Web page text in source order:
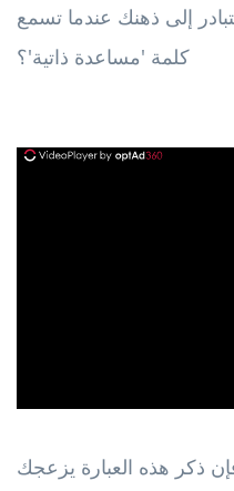
إلى ذهنك عندما تسمع
كلمة 'مساعدة ذاتية'؟
ذكر هذه العبارة يزعجك